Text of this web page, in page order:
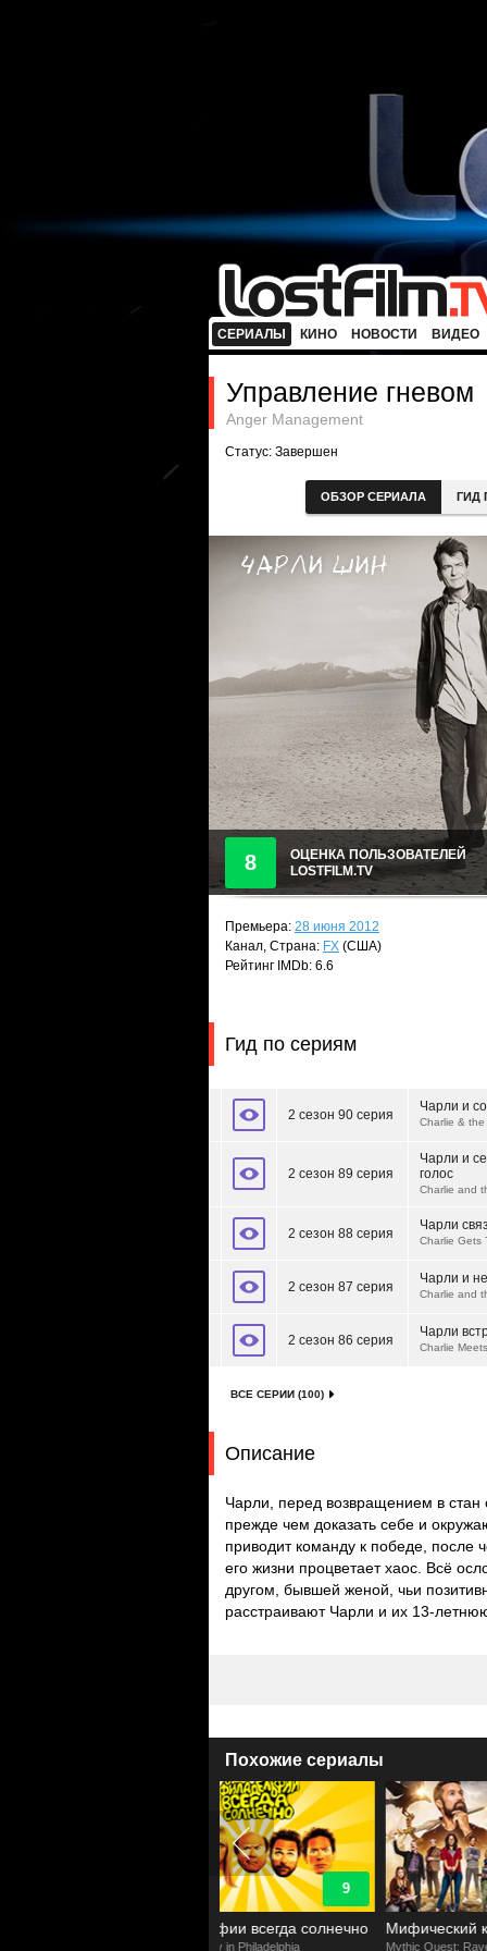
СЕРИАЛЫ КИНО НОВОСТИ ВИДЕО
Управление гневом
Anger Management
Статус: Завершен
ОБЗОР СЕРИАЛА ГИД
8
ОЦЕНКА ПОЛЬЗОВАТЕЛЕЙ
LOSTFILM.TV
Премьера: 28 июня 2012
Канал, Страна: FX (США)
Рейтинг IMDb: 6.6
Гид по сериям
2 сезон 90 серия
Чарли и
Charlie &
2 сезон 89 серия
Чарли и
голос
Charlie and
2 сезон 88 серия
Чарли
Charlie Gets
2 сезон 87 серия
Чарли и
Charlie and
2 сезон 86 серия
Чарли
Charlie
ВСЕ СЕРИИ (100)
Описание
Чарли, перед возвращением в стан
прежде чем доказать себе и
приводит команду к победе, после
его жизни процветает хаос. Всё
другом, бывшей женой, чьи
расстраивают Чарли и их 13-
Похожие сериалы
8.2
Мифический квест: Пир ворона
Mythic Quest: Raven's Banquet